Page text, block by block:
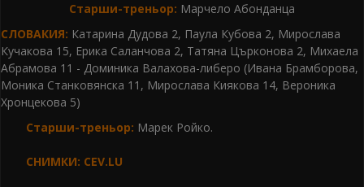
Старши-треньор: Марчело Абонданца
СЛОВАКИЯ: Катарина Дудова 2, Паула Кубова 2, Мирослава
Кучакова 15, Ерика Саланчова 2, Татяна Църконова 2, Михаела
Абрамова 11 - Доминика Валахова-либеро (Ивана Брамборова,
Моника Станковянска 11, Мирослава Киякова 14, Вероника
Хронцекова 5)
Старши-треньор: Марек Ройко.
СНИМКИ: CEV.LU